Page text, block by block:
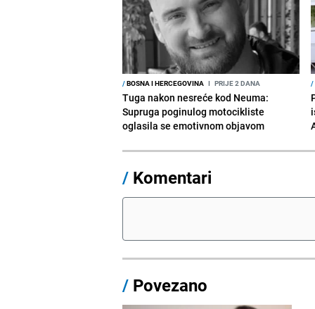
/BOSNA I HERCEGOVINA I PRIJE 2 DANA
Tuga nakon nesreće kod Neuma:
Supruga poginulog motocikliste
oglasila se emotivnom objavom
/
/ Komentari
/ Povezano